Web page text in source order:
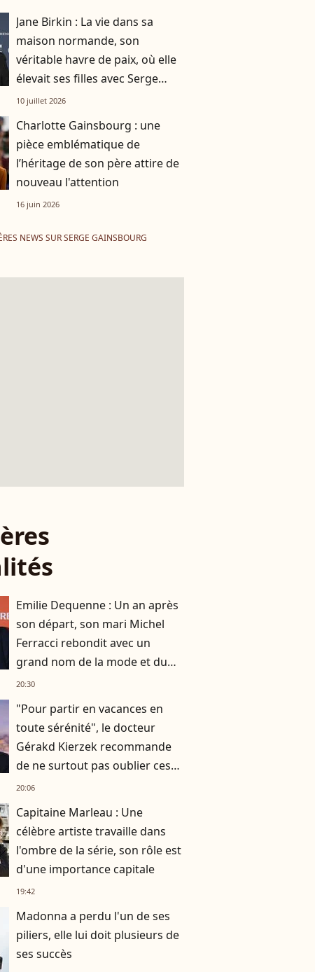
Jane Birkin : La vie dans sa
maison normande, son
véritable havre de paix, où elle
élevait ses filles avec Serge
Gainsbourg
10 juillet 2026
Charlotte Gainsbourg : une
pièce emblématique de
l’héritage de son père attire de
nouveau l'attention
16 juin 2026
NEWS SUR SERGE GAINSBOURG
Emilie Dequenne : Un an après
son départ, son mari Michel
Ferracci rebondit avec un
grand nom de la mode et du
théâtre
20:30
"Pour partir en vacances en
toute sérénité", le docteur
Gérakd Kierzek recommande
de ne surtout pas oublier ces
indispensables
20:06
Capitaine Marleau : Une
célèbre artiste travaille dans
l'ombre de la série, son rôle est
d'une importance capitale
19:42
Madonna a perdu l'un de ses
piliers, elle lui doit plusieurs de
ses succès